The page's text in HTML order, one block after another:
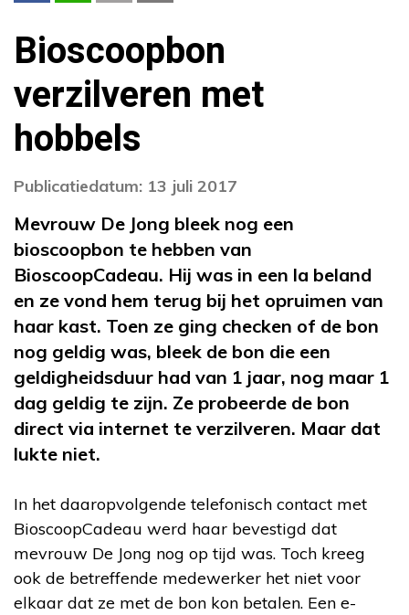
Bioscoopbon
verzilveren met
hobbels
Publicatiedatum: 13 juli 2017
Mevrouw De Jong bleek nog een
bioscoopbon te hebben van
BioscoopCadeau. Hij was in een la beland
en ze vond hem terug bij het opruimen van
haar kast. Toen ze ging checken of de bon
nog geldig was, bleek de bon die een
geldigheidsduur had van 1 jaar, nog maar 1
dag geldig te zijn. Ze probeerde de bon
direct via internet te verzilveren. Maar dat
lukte niet.
In het daaropvolgende telefonisch contact met
BioscoopCadeau werd haar bevestigd dat
mevrouw De Jong nog op tijd was. Toch kreeg
ook de betreffende medewerker het niet voor
elkaar dat ze met de bon kon betalen. Een e-